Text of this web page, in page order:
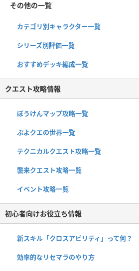
その他の一覧
カテゴリ別キャラクター一覧
シリーズ別評価一覧
おすすめデッキ編成一覧
クエスト攻略情報
ぼうけんマップ攻略一覧
ぷよクエの世界一覧
テクニカルクエスト攻略一覧
襲来クエスト攻略一覧
イベント攻略一覧
初心者向けお役立ち情報
新スキル「クロスアビリティ」って何？
効率的なリセマラのやり方